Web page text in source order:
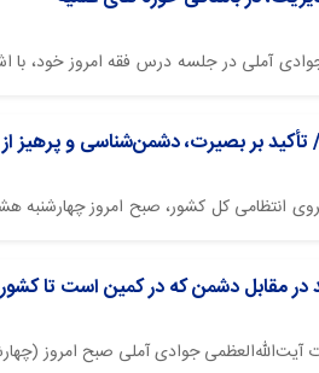
جوادی آملی در جلسه درس فقه امروز
/ تأکید بر بصیرت، دشمن‌شناسی و پرهیز
در مقابل دشمن که در کمین است تا
جوادی آملی صبح امروز